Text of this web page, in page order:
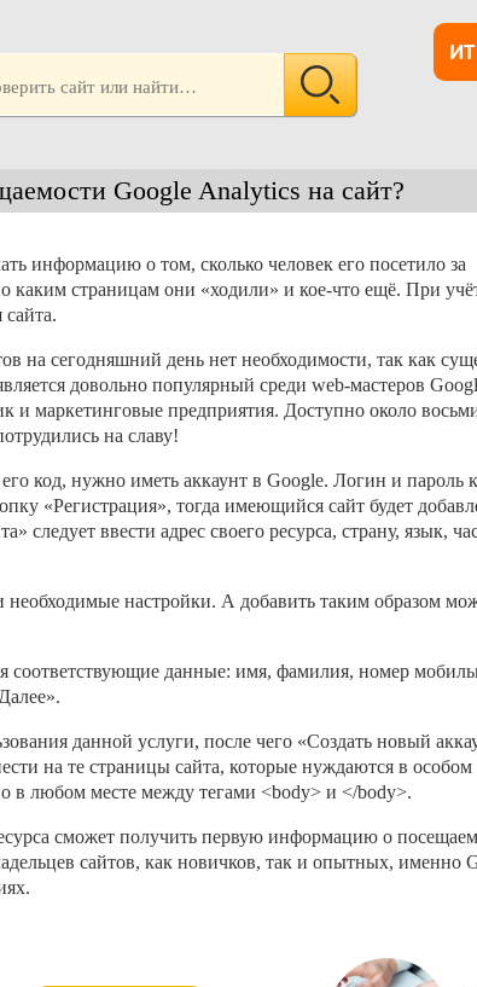
ИТ
Google Analytics на сайт?
информацию о том, сколько человек его посетило за
каким страницам они «ходили» и кое-что ещё. При
на сегодняшний день нет необходимости, так как
довольно популярный среди web-мастеров
и маркетинговые предприятия. Доступно около
на славу!
код, нужно иметь аккаунт в Google. Логин и пароль
«Регистрация», тогда имеющийся сайт будет
следует ввести адрес своего ресурса, страну, язык,
необходимые настройки. А добавить таким образом
соответствующие данные: имя, фамилия, номер
данной услуги, после чего «Создать новый
на те страницы сайта, которые нуждаются в особом
в любом месте между тегами <body> и </body>.
сможет получить первую информацию о
сайтов, как новичков, так и опытных, именно